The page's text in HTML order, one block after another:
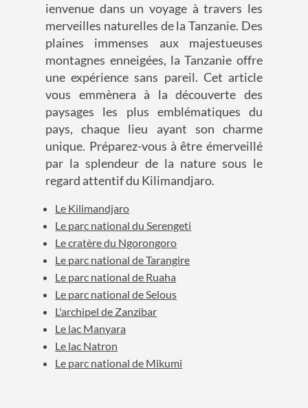
ienvenue dans un voyage à travers les
merveilles naturelles de la Tanzanie. Des
plaines immenses aux majestueuses
montagnes enneigées, la Tanzanie offre
une expérience sans pareil. Cet article
vous emmènera à la découverte des
paysages les plus emblématiques du
pays, chaque lieu ayant son charme
unique. Préparez-vous à être émerveillé
par la splendeur de la nature sous le
regard attentif du Kilimandjaro.
Le Kilimandjaro
Le parc national du Serengeti
Le cratère du Ngorongoro
Le parc national de Tarangire
Le parc national de Ruaha
Le parc national de Selous
L'archipel de Zanzibar
Le lac Manyara
Le lac Natron
Le parc national de Mikumi